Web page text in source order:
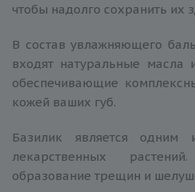
чтобы надолго сохранить их
В состав увлажняющего
входят натуральные масла
обеспечивающие
кожей ваших губ.
Базилик является одним
лекарственных
образование трещин и